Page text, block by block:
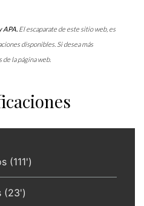
APA. El escaparate de este sitio web, es
disponibles. Si desea más
la página web.
(111')
(23')